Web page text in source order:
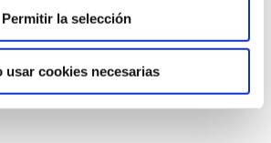
Permitir la selección
usar cookies necesarias